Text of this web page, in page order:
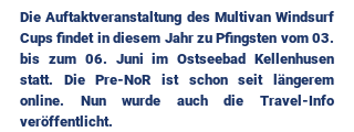
Die Auftaktveranstaltung des Multivan Windsurf
Cups findet in diesem Jahr zu Pfingsten vom 03.
bis zum 06. Juni im Ostseebad Kellenhusen
statt. Die Pre-NoR ist schon seit längerem
online. Nun wurde auch die Travel-Info
veröffentlicht.